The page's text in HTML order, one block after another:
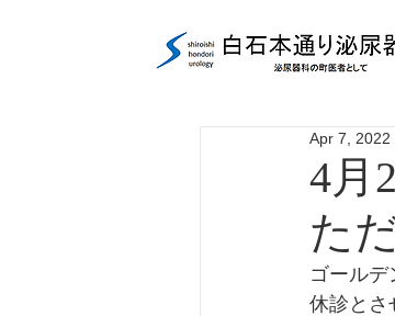
4月
た
Apr 7, 2022
ゴール
休診とさ